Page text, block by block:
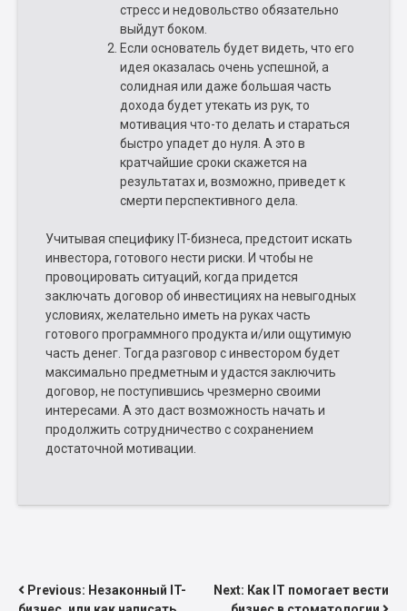
стресс и недовольство обязательно
выйдут боком.
Если основатель будет видеть, что его
идея оказалась очень успешной, а
солидная или даже большая часть
дохода будет утекать из рук, то
мотивация что-то делать и стараться
быстро упадет до нуля. А это в
кратчайшие сроки скажется на
результатах и, возможно, приведет к
смерти перспективного дела.
Учитывая специфику IT-бизнеса, предстоит искать
инвестора, готового нести риски. И чтобы не
провоцировать ситуаций, когда придется
заключать договор об инвестициях на невыгодных
условиях, желательно иметь на руках часть
готового программного продукта и/или ощутимую
часть денег. Тогда разговор с инвестором будет
максимально предметным и удастся заключить
договор, не поступившись чрезмерно своими
интересами. А это даст возможность начать и
продолжить сотрудничество с сохранением
достаточной мотивации.
НАВИГАЦИЯ
Previous: Незаконный IT-
Next: Как IT помогает вести